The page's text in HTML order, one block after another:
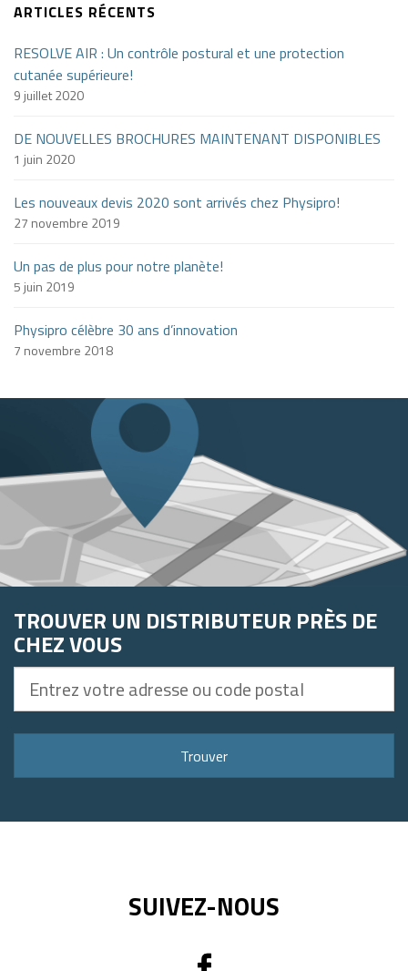
ARTICLES RÉCENTS
RESOLVE AIR : Un contrôle postural et une protection
cutanée supérieure!
9 juillet 2020
DE NOUVELLES BROCHURES MAINTENANT DISPONIBLES
1 juin 2020
Les nouveaux devis 2020 sont arrivés chez Physipro!
27 novembre 2019
Un pas de plus pour notre planète!
5 juin 2019
Physipro célèbre 30 ans d’innovation
7 novembre 2018
TROUVER UN DISTRIBUTEUR PRÈS DE
CHEZ VOUS
votre
Trouver
SUIVEZ-NOUS